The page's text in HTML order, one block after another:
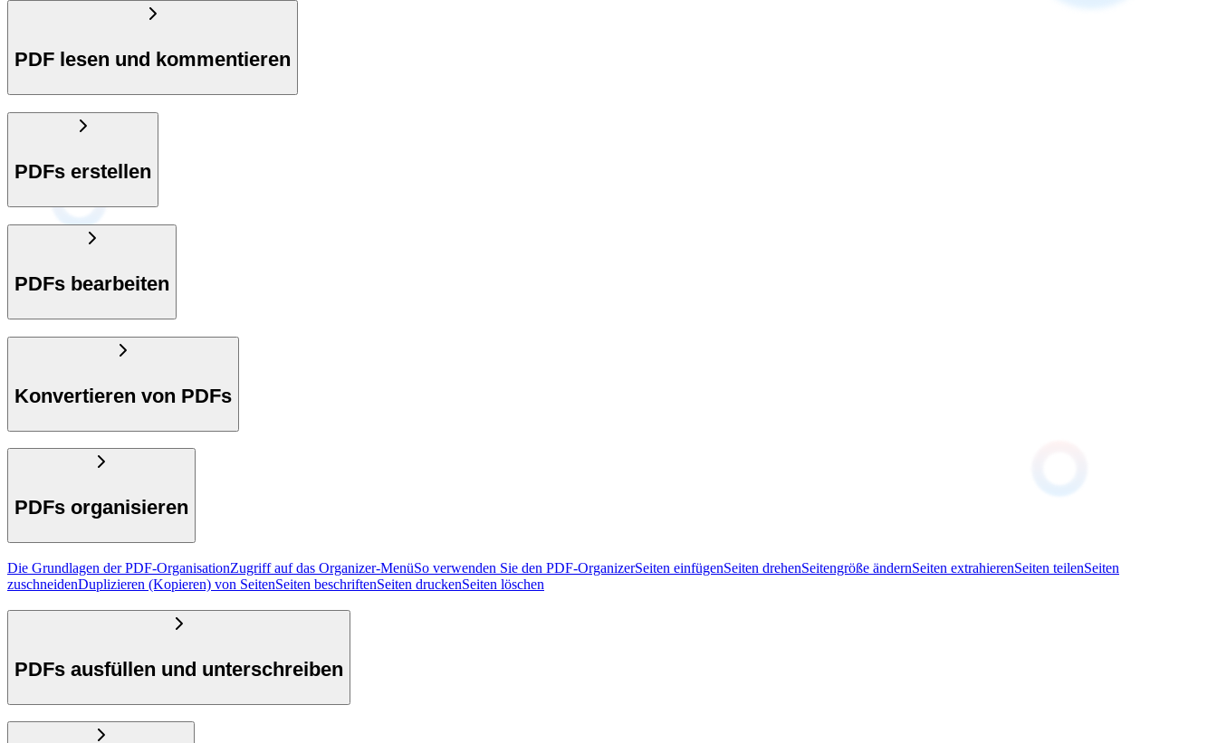
PDF lesen und kommentieren
PDFs erstellen
PDFs bearbeiten
Konvertieren von PDFs
PDFs organisieren
Die Grundlagen der PDF-OrganisationZugriff auf das Organizer-MenüSo verwenden Sie den PDF-OrganizerSeiten einfügenSeiten drehenSeitengröße ändernSeiten extrahierenSeiten teilenSeiten
zuschneidenDuplizieren (Kopieren) von SeitenSeiten beschriftenSeiten druckenSeiten löschen
PDFs ausfüllen und unterschreiben